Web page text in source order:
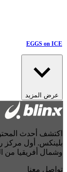
EGGS on ICE
عرض المزيد
اكتشف أحدث
بلينكس. أول مركز
وشمال أفريقيا من
تواصل معنا